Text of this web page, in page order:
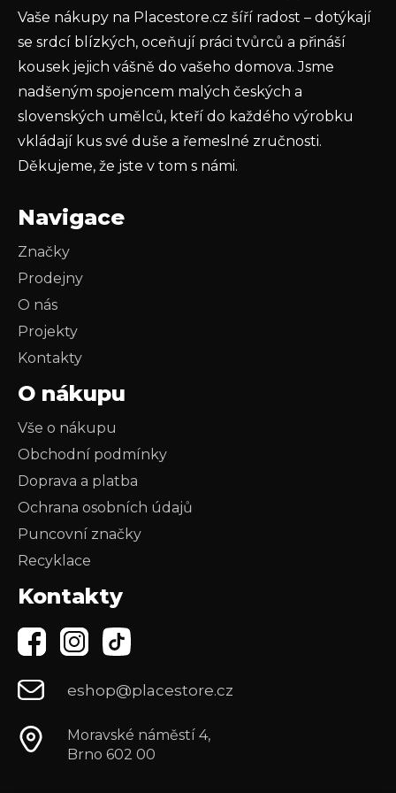
PŘIHLÁSIT SE
Vaše nákupy na Placestore.cz šíří radost – dotýkají
se srdcí blízkých, oceňují práci tvůrců a přináší
kousek jejich vášně do vašeho domova. Jsme
nadšeným spojencem malých českých a
slovenských umělců, kteří do každého výrobku
vkládají kus své duše a řemeslné zručnosti.
Děkujeme, že jste v tom s námi.
Navigace
Značky
Prodejny
O nás
Projekty
Kontakty
O nákupu
Vše o nákupu
Obchodní podmínky
Doprava a platba
Ochrana osobních údajů
Puncovní značky
Recyklace
Kontakty
eshop@placestore.cz
Moravské náměstí 4,
Brno 602 00